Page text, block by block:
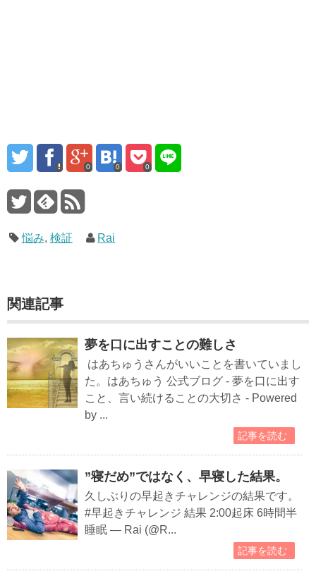
0 0 0
悩み, 検証 Rai
関連記事
夢を口に出すことの難しさ
はあちゅうさんがいいことを書いていまし
た。はあちゅう 公式ブログ - 夢を口に出す
こと、言い続けることの大切さ - Powered
by ...
記事を読む
”寝だめ”ではなく、早寝した結果。
久しぶりの早起きチャレンジの結果です。
#早起きチャレンジ 結果 2:00起床 6時間半
睡眠 — Rai (@R...
記事を読む